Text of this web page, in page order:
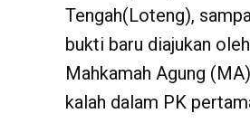
Tengah(Loteng),
bukti baru diajukan
Mahkamah Agung
kalah dalam PK